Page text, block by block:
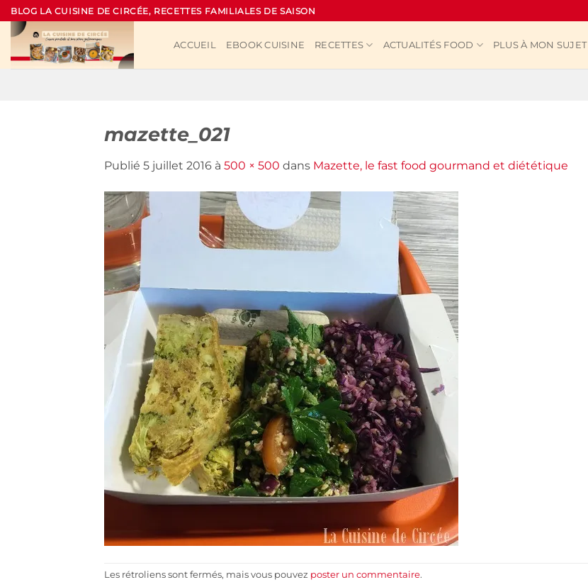
Passer
au
contenu
BLOG LA CUISINE DE CIRCÉE, RECETTES FAMILIALES DE SAISON
ACCUEIL EBOOK CUISINE RECETTES ACTUALITÉS FOOD PLUS À MON SUJET
mazette_021
Publié 5 juillet 2016 à 500 × 500 dans Mazette, le fast food gourmand et diététique
Les rétroliens sont fermés, mais vous pouvez poster un commentaire.